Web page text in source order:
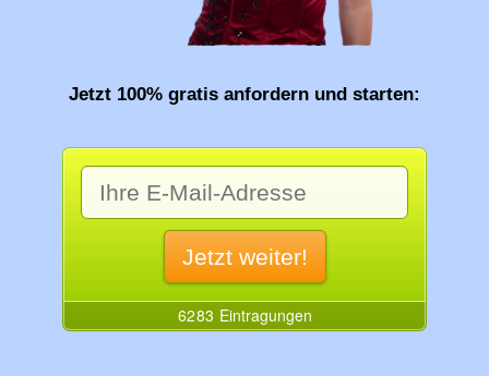
Jetzt 100% gratis anfordern und starten: